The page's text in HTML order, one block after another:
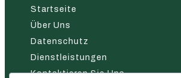
Startseite
Über Uns
Datenschutz
Dienstleistungen
Kontaktieren Sie Uns